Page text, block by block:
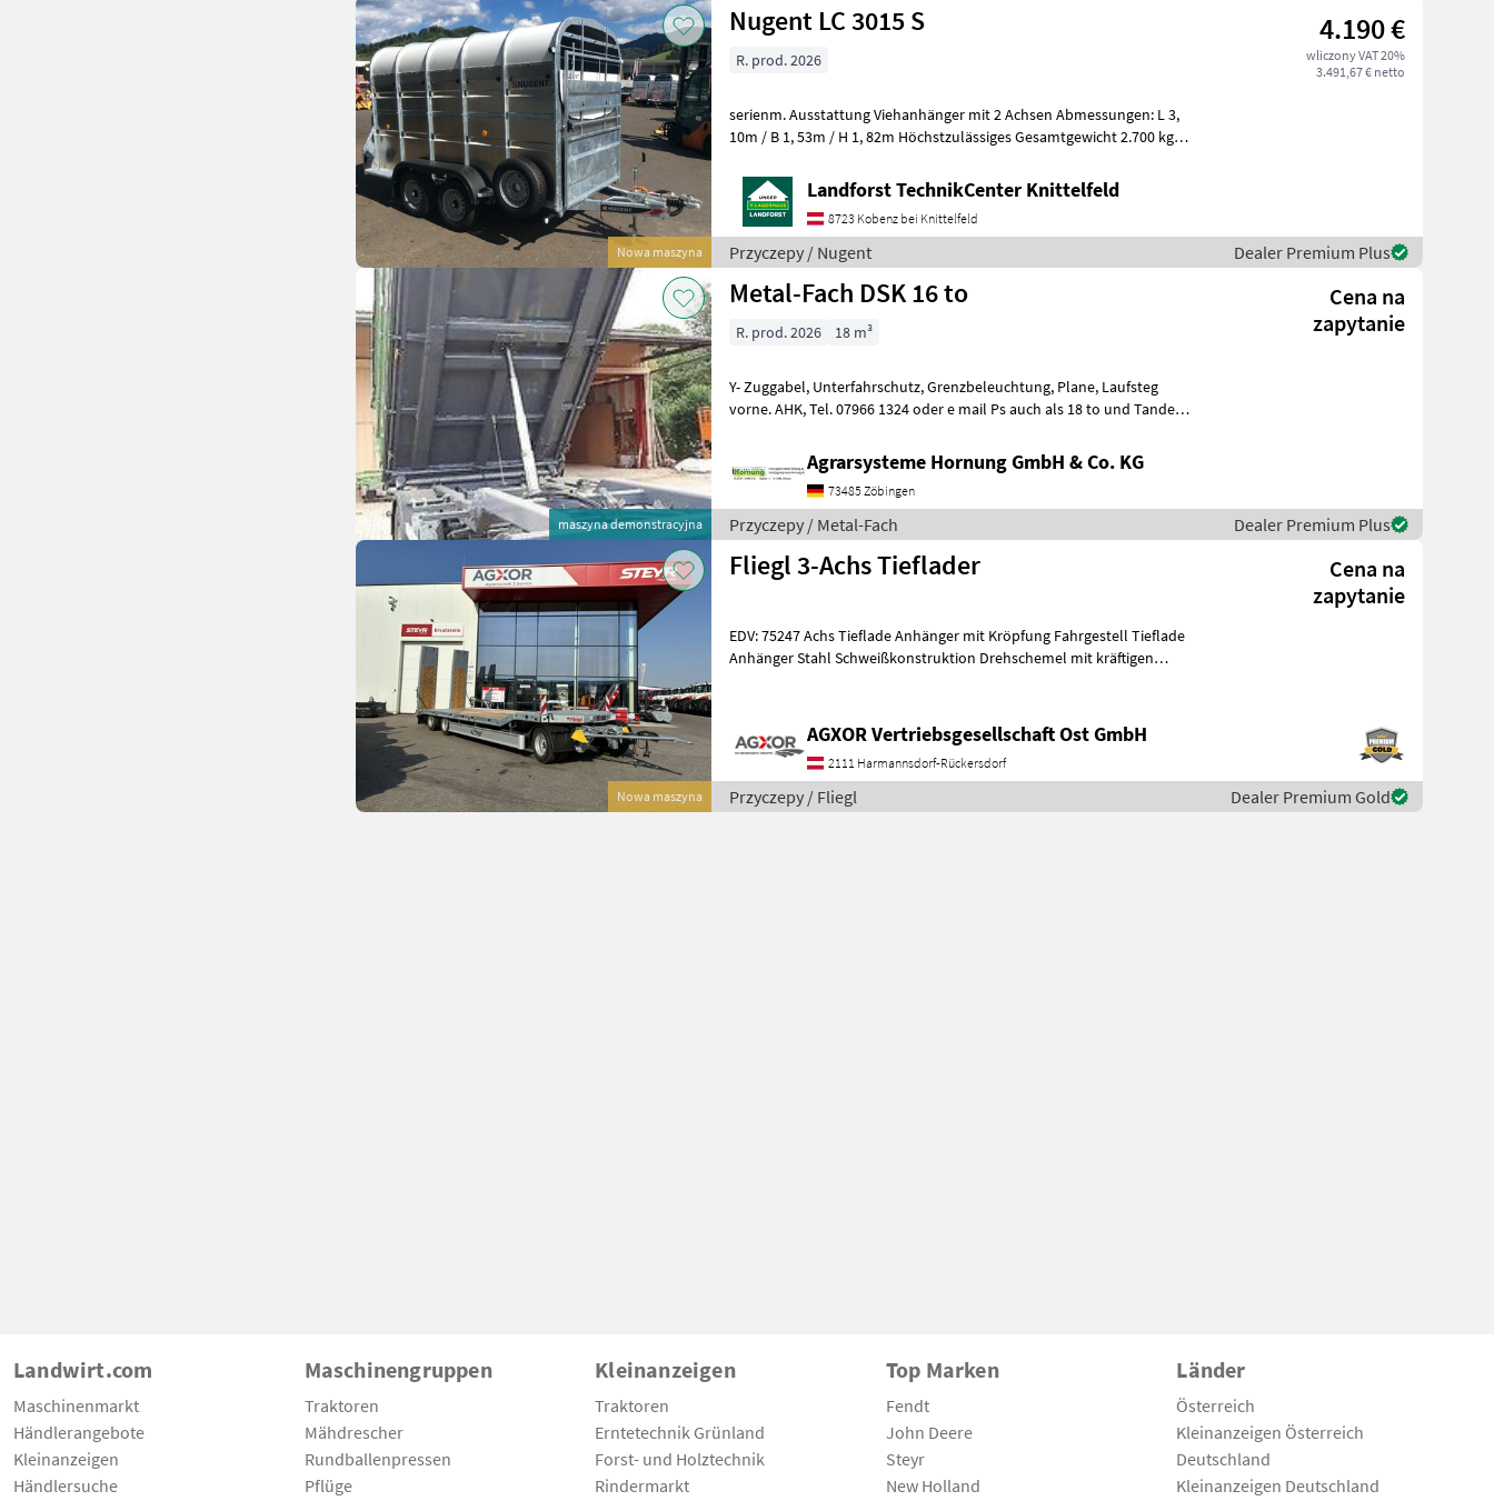
Nowa maszyna
Nugent LC 3015 S 4.190 €
wliczony VAT 20%
3.491,67 € netto
R. prod. 2026
serienm. Ausstattung Viehanhänger mit 2 Achsen Abmessungen: L 3,
10m / B 1, 53m / H 1, 82m Höchstzulässiges Gesamtgewicht 2.700 kg
Landforst TechnikCenter Knittelfeld
8723 Kobenz bei Knittelfeld
Przyczepy / Nugent Dealer Premium Plus
maszyna demonstracyjna
Metal-Fach DSK 16 to
Cena na
zapytanie
R. prod. 2026 18 m³
Y- Zuggabel, Unterfahrschutz, Grenzbeleuchtung, Plane, Laufsteg
vorne. AHK, Tel. 07966 1324 oder e mail Ps auch als 18 to und Tandem
Agrarsysteme Hornung GmbH & Co. KG
73485 Zöbingen
Przyczepy / Metal-Fach Dealer Premium Plus
Nowa maszyna
Fliegl 3-Achs Tieflader
Cena na
zapytanie
EDV: 75247 Achs Tieflade Anhänger mit Kröpfung Fahrgestell Tieflade
Anhänger Stahl Schweißkonstruktion Drehschemel mit kräftigen
AGXOR Vertriebsgesellschaft Ost GmbH
2111 Harmannsdorf-Rückersdorf
Przyczepy / Fliegl Dealer Premium Gold
Landwirt.com
Maschinenmarkt
Händlerangebote
Kleinanzeigen
Händlersuche
Maschinengruppen
Traktoren
Mähdrescher
Rundballenpressen
Pflüge
Kleinanzeigen
Traktoren
Erntetechnik Grünland
Forst- und Holztechnik
Rindermarkt
Top Marken
Fendt
John Deere
Steyr
New Holland
Länder
Österreich
Kleinanzeigen Österreich
Deutschland
Kleinanzeigen Deutschland